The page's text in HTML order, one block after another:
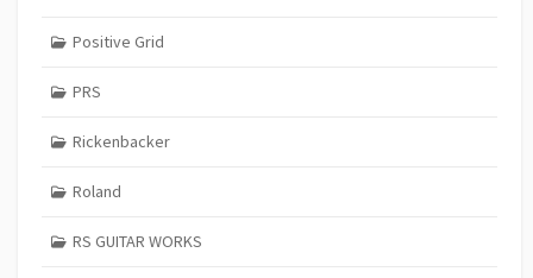
Positive Grid
PRS
Rickenbacker
Roland
RS GUITAR WORKS